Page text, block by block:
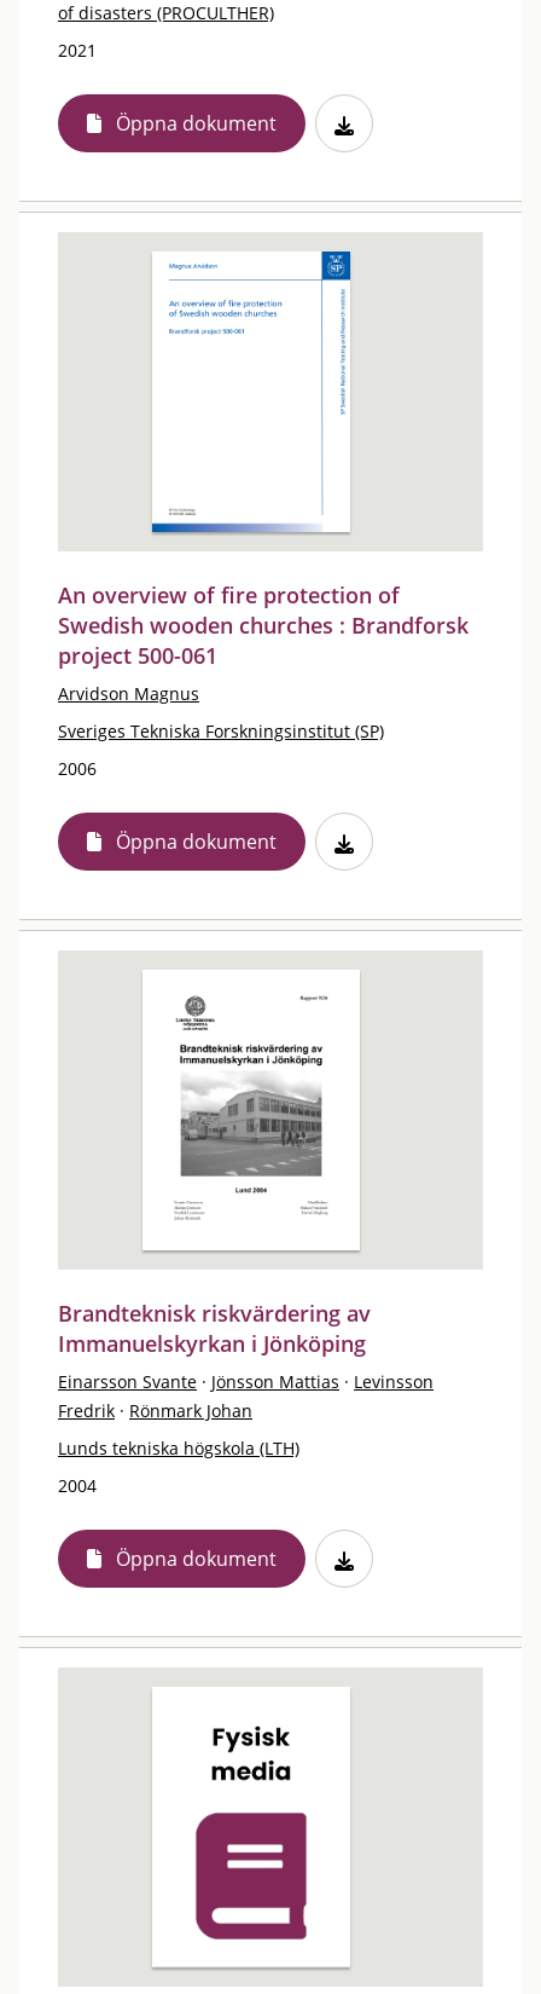
of disasters (PROCULTHER)
2021
Öppna dokument
An overview of fire protection of
Swedish wooden churches : Brandforsk
project 500-061
Arvidson Magnus
Sveriges Tekniska Forskningsinstitut (SP)
2006
Öppna dokument
Brandteknisk riskvärdering av
Immanuelskyrkan i Jönköping
Einarsson Svante · Jönsson Mattias · Levinsson
Fredrik · Rönmark Johan
Lunds tekniska högskola (LTH)
2004
Öppna dokument